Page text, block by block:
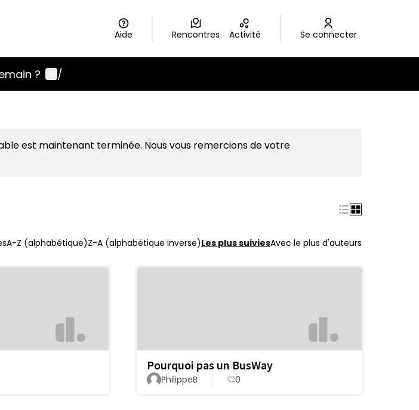
Aide Rencontres Activité Se connecter
? Menu utilisateur
/
est maintenant terminée. Nous vous remercions de votre
A-Z (alphabétique)Z-A (alphabétique inverse)Les plus suiviesAvec le plus d'auteurs
Pourquoi pas un BusWay
PhilippeB 0